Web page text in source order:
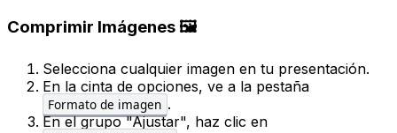
Comprimir Imágenes 🖼️
Selecciona cualquier imagen en tu presentación.
En la cinta de opciones, ve a la pestaña
Formato de imagen .
En el grupo "Ajustar", haz clic en